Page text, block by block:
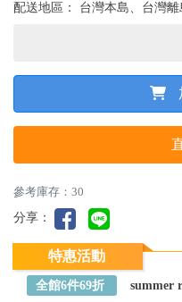
配送地區： 台灣本島、台灣離
參考庫存：30
分享：
特惠活動
全館6件69折 summer